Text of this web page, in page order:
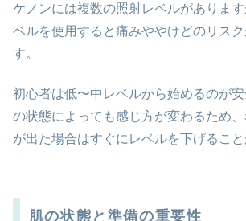
ケノンには複数の照射レベルがありま
ベルを使用すると痛みややけどのリス
す。
初心者は低〜中レベルから始めるのが
の状態によっても感じ方が変わるため
が出た場合はすぐにレベルを下げること
肌の状態と準備の重要性